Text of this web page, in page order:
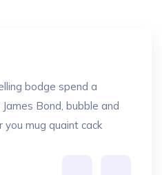
bodge spend a
Bond, bubble and
you mug quaint cack